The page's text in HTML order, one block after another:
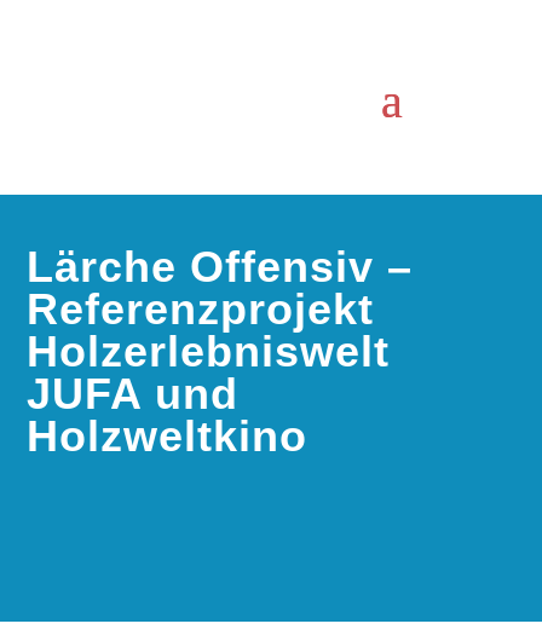
Lärche Offensiv –
Referenzprojekt
Holzerlebniswelt
JUFA und
Holzweltkino